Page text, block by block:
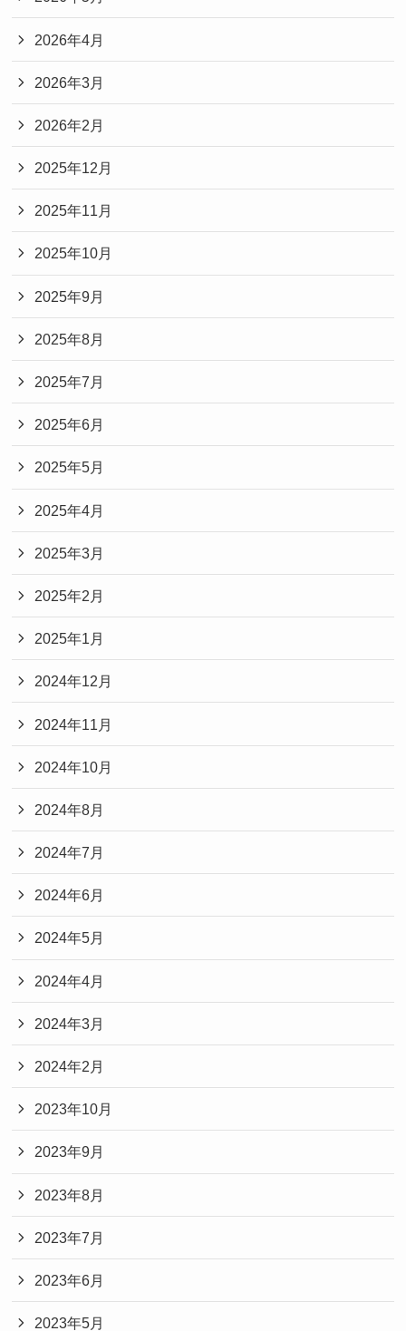
2026年4月
2026年3月
2026年2月
2025年12月
2025年11月
2025年10月
2025年9月
2025年8月
2025年7月
2025年6月
2025年5月
2025年4月
2025年3月
2025年2月
2025年1月
2024年12月
2024年11月
2024年10月
2024年8月
2024年7月
2024年6月
2024年5月
2024年4月
2024年3月
2024年2月
2023年10月
2023年9月
2023年8月
2023年7月
2023年6月
2023年5月